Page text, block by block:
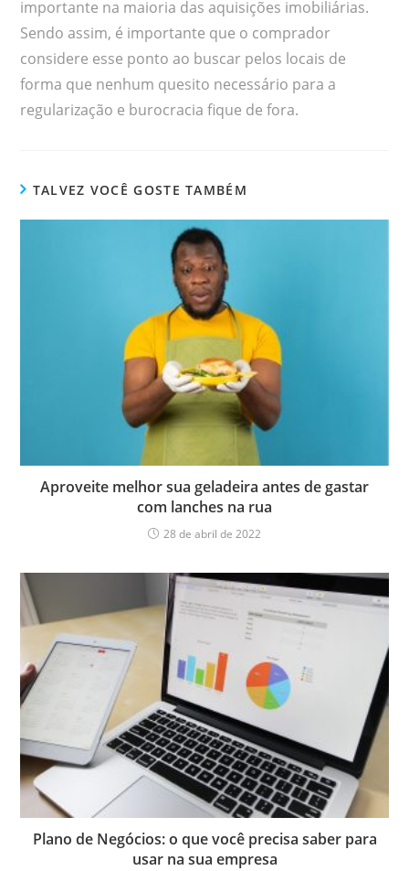
importante na maioria das aquisições imobiliárias.
Sendo assim, é importante que o comprador
considere esse ponto ao buscar pelos locais de
forma que nenhum quesito necessário para a
regularização e burocracia fique de fora.
TALVEZ VOCÊ GOSTE TAMBÉM
Aproveite melhor sua geladeira antes de gastar
com lanches na rua
28 de abril de 2022
Plano de Negócios: o que você precisa saber para
usar na sua empresa